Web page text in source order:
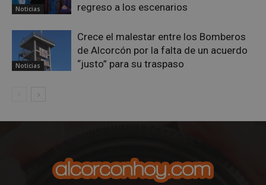
Noticias
regreso a los escenarios
Noticias
Crece el malestar entre los Bomberos
de Alcorcón por la falta de un acuerdo
“justo” para su traspaso
.spotify.com